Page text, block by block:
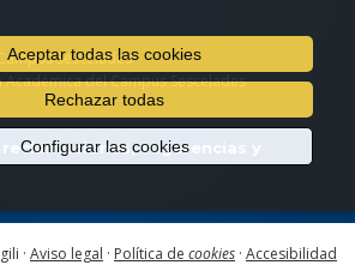
Sescelades
del Campus Sescelades
sugerencias y
· Aviso legal · Política de cookies · Accesibilidad
Aceptar todas las cookies
Rechazar todas
Configurar las cookies